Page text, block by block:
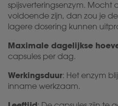
spijsverteringsenzym. Mocht
voldoende zijn, dan zou je
lagere dosering kunnen
Maximale dagelijkse
capsules per dag.
Werkingsduur: Het enzym
inname werkzaam.